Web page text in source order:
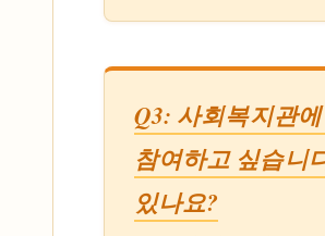
Q3: 사회복지관
참여하고 싶습니
있나요?